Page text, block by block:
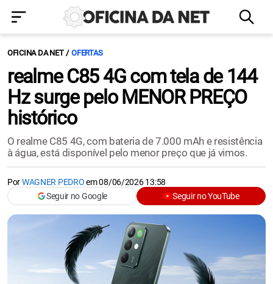
OFICINA DA NET OFERTAS
realme C85 4G com tela de 144
Hz surge pelo MENOR PREÇO
histórico
O realme C85 4G, com bateria de 7.000 mAh e resistência
à água, está disponível pelo menor preço que já vimos.
PorWAGNER PEDROem08/06/2026 13:58
Seguir no Google
Seguir no YouTube